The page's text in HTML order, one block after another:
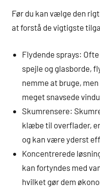
Før du kan vælge den
at forstå de vigtigste
Flydende sprays:
spejle og glasborde,
nemme at bruge,
meget snavsede
Skumrensere:
klæbe til overflader,
og kan være yderst
Koncentrerede
kan fortyndes med
hvilket gør dem